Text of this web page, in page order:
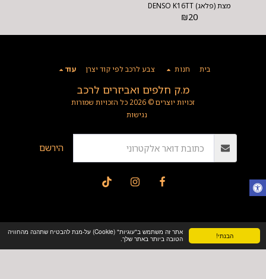
הבנתי!
אתר זה משתמש ב"עוגיות" (Cookie) על-מנת להבטיח שתהנה מהחוויה
הטובה ביותר באתר שלך.
מצת (פלאג) DENSO K16TT
₪20
מ.ק חלפים ואביזרים לרכב
זכויות יוצרים © 2026 כל הזכויות שמורות
נגישות
בית חנות צבע לרכב לפי קוד יצרן עוד
הירשם